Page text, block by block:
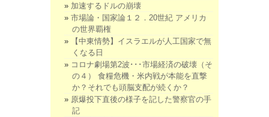
加速するドルの崩壊
市場論・国家論１２．20世紀 アメリカ
の世界覇権
【中東情勢】イスラエルが人工国家で無
くなる日
コロナ劇場第2波･･･市場経済の破壊（そ
の４） 食糧危機・米内戦が本能を直撃
か？それでも頭脳支配が続くか？
原爆投下直後の様子を記した警察官の手
記